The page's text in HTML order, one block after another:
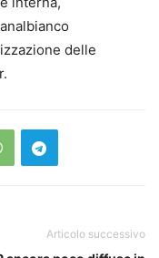
delle
Articolo successivo